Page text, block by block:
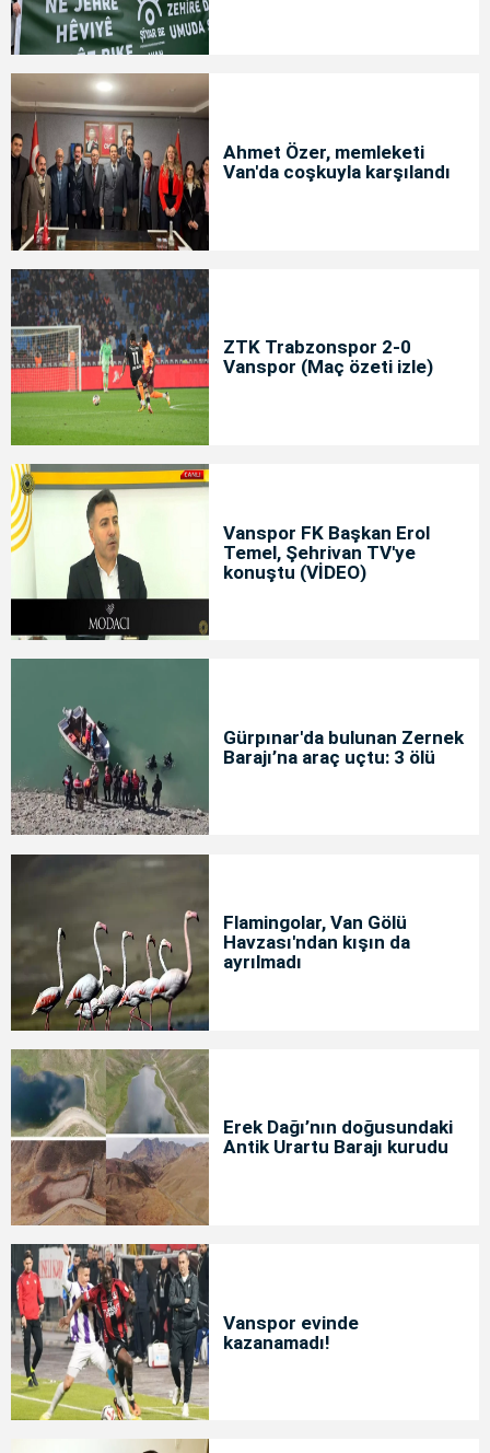
Ahmet Özer, memleketi
Van'da coşkuyla karşılandı
ZTK Trabzonspor 2-0
Vanspor (Maç özeti izle)
Vanspor FK Başkan Erol
Temel, Şehrivan TV'ye
konuştu (VİDEO)
Gürpınar'da bulunan Zernek
Barajı’na araç uçtu: 3 ölü
Flamingolar, Van Gölü
Havzası'ndan kışın da
ayrılmadı
Erek Dağı’nın doğusundaki
Antik Urartu Barajı kurudu
Vanspor evinde
kazanamadı!